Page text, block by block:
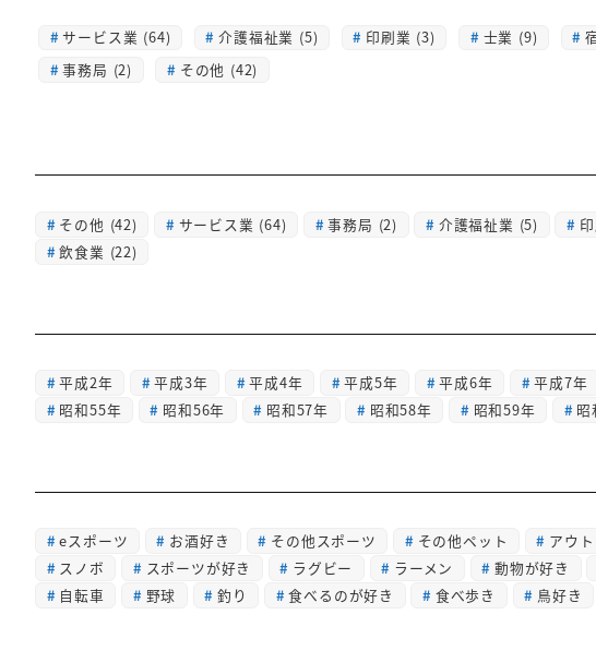
サービス業 (64) 介護福祉業 (5) 印刷業 (3) 士業 (9)
事務局 (2)
その他 (42)
その他 (42) サービス業 (64) 事務局 (2) 介護福祉業 (5)
飲食業 (22)
平成2年 平成3年 平成4年 平成5年 平成6年 平成7年
昭和55年
昭和56年 昭和57年 昭和58年 昭和59年 昭
eスポーツ お酒好き その他スポーツ その他ペット アウ
スノボ
スポーツが好き ラグビー ラーメン 動物が好き
自転車
野球 釣り 食べるのが好き 食べ歩き 鳥好き